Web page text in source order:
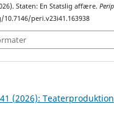
Staten: En Statslig affære.
peri.v23i41.163938
(2026): Teaterproduktion